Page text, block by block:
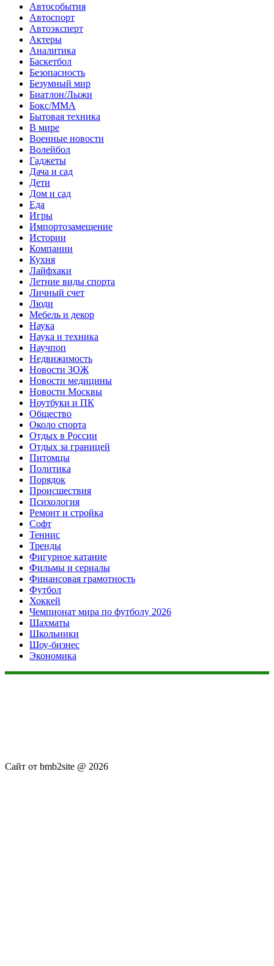
Автособытия
Автоспорт
Автоэксперт
Актеры
Аналитика
Баскетбол
Безопасность
Безумный мир
Биатлон/Лыжи
Бокс/MMA
Бытовая техника
В мире
Военные новости
Волейбол
Гаджеты
Дача и сад
Дети
Дом и сад
Еда
Игры
Импортозамещение
Истории
Компании
Кухня
Лайфхаки
Летние виды спорта
Личный счет
Люди
Мебель и декор
Наука
Наука и техника
Научпоп
Недвижимость
Новости ЗОЖ
Новости медицины
Новости Москвы
Ноутбуки и ПК
Общество
Около спорта
Отдых в России
Отдых за границей
Питомцы
Политика
Порядок
Происшествия
Психология
Ремонт и стройка
Софт
Теннис
Тренды
Фигурное катание
Фильмы и сериалы
Финансовая грамотность
Футбол
Хоккей
Чемпионат мира по футболу 2026
Шахматы
Школьники
Шоу-бизнес
Экономика
Сайт от bmb2site @ 2026